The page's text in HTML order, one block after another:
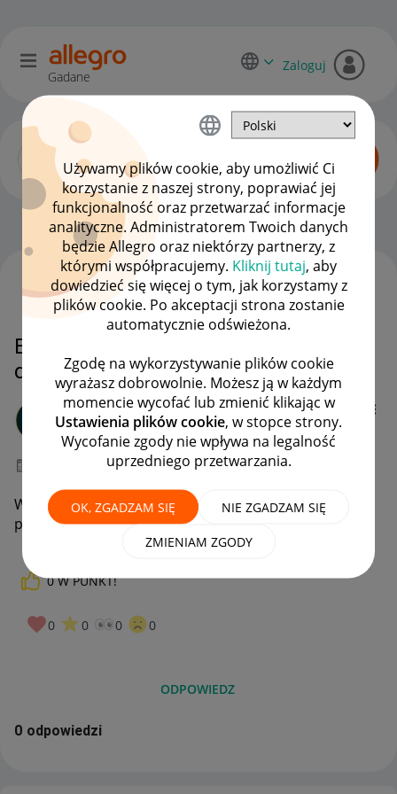
Używamy plików cookie, aby umożliwić Ci
korzystanie z naszej strony, poprawiać jej
funkcjonalność oraz przetwarzać informacje
analityczne. Administratorem Twoich danych
będzie Allegro oraz niektórzy partnerzy, z
którymi współpracujemy. Kliknij tutaj, aby
dowiedzieć się więcej o tym, jak korzystamy z
plików cookie. Po akceptacji strona zostanie
automatycznie odświeżona.
Zgodę na wykorzystywanie plików cookie
wyrażasz dobrowolnie. Możesz ją w każdym
momencie wycofać lub zmienić klikając w
Ustawienia plików cookie, w stopce strony.
Wycofanie zgody nie wpływa na legalność
uprzedniego przetwarzania.
OK, ZGADZAM SIĘ NIE ZGADZAM SIĘ
ZMIENIAM ZGODY
Gadane
Zaloguj
Allegro Delivery OPCJE
Brak monet za odbiór allegro
delivery
Client:41289621
#7 Wielbiciel
20:07
Wczoraj zamowiłam dwie paczki do Allegro delivery i
powinny mi się już naliczyć monety za 3 zakupy.
0W PUNKT!
0 0 0 0
ODPOWIEDZ
WSZYSTKIE TEMATY
0 odpowiedzi